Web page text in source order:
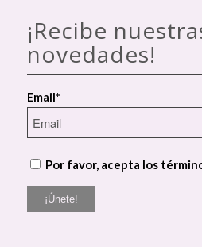
¡Recibe
novedades!
Email*
Por favor, acepta los